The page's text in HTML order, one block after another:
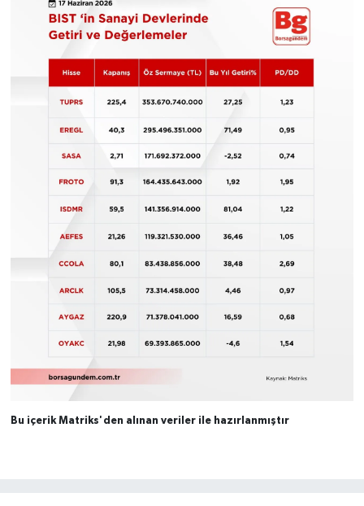
Bu içerik Matriks'den alınan veriler ile hazırlanmıştır